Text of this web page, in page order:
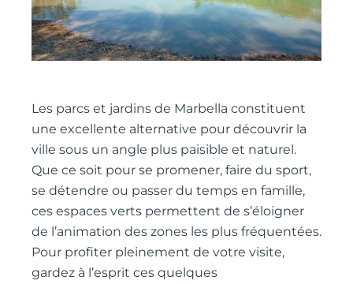
Les parcs et jardins de Marbella constituent
une excellente alternative pour découvrir la
ville sous un angle plus paisible et naturel.
Que ce soit pour se promener, faire du sport,
se détendre ou passer du temps en famille,
ces espaces verts permettent de s’éloigner
de l’animation des zones les plus fréquentées.
Pour profiter pleinement de votre visite,
gardez à l’esprit ces quelques